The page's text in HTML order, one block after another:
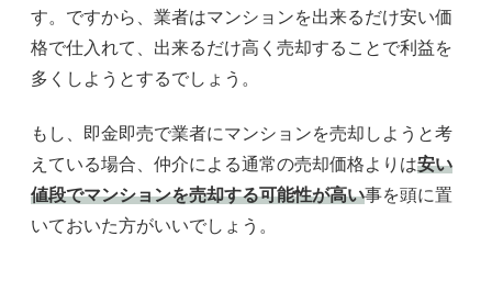
す。ですから、業者はマンションを出来るだけ安い価
格で仕入れて、出来るだけ高く売却することで利益を
多くしようとするでしょう。
もし、即金即売で業者にマンションを売却しようと考
えている場合、仲介による通常の売却価格よりは安い
値段でマンションを売却する可能性が高い事を頭に置
いておいた方がいいでしょう。